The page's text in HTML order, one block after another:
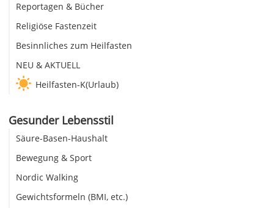
Reportagen & Bücher
Religiöse Fastenzeit
Besinnliches zum Heilfasten
NEU & AKTUELL
Heilfasten-K(Urlaub)
Gesunder Lebensstil
Säure-Basen-Haushalt
Bewegung & Sport
Nordic Walking
Gewichtsformeln (BMI, etc.)